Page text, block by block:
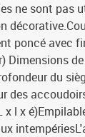
ne sont pas
poncé avec
Dimensions
du
des
l x